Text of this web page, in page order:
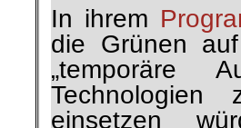
In ihrem
die Grünen
„temporäre
Technologien
einsetzen